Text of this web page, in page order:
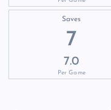
Saves
7
7.0
Per Game